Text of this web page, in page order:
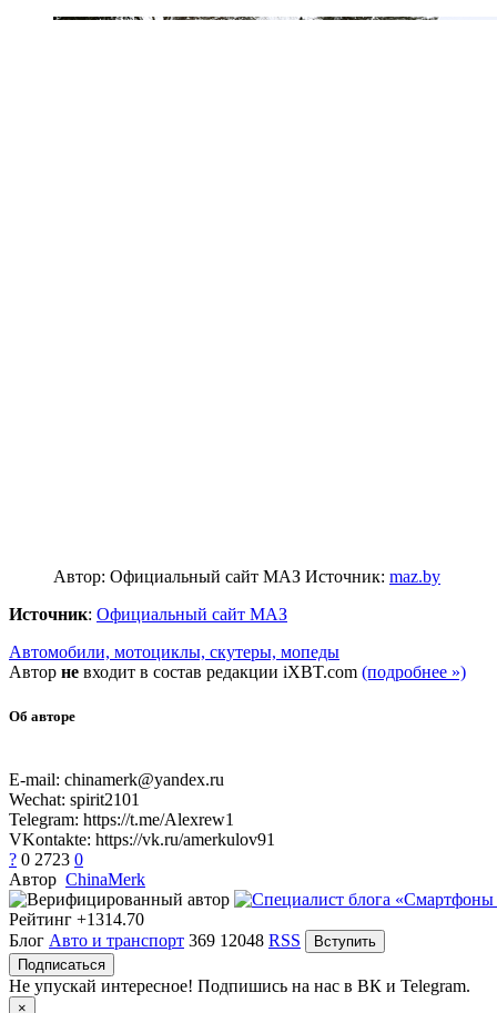
Автор: Официальный сайт МАЗ Источник: maz.by
Источник: Официальный сайт МАЗ
Автомобили, мотоциклы, скутеры, мопеды
Автор не входит в состав редакции iXBT.com (подробнее »)
Об авторе
E-mail: chinamerk@yandex.ru
Wechat: spirit2101
Telegram: https://t.me/Alexrew1
VKontakte: https://vk.ru/amerkulov91
? 0 2723 0
Автор
ChinaMerk
Рейтинг
+1314.70
Блог Авто и транспорт 369 12048 RSS
Вступить
Подписаться
Не упускай интересное! Подпишись на нас в ВК и Telegram.